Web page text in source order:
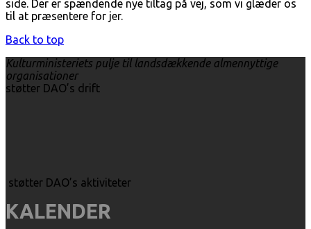
side. Der er spændende nye tiltag på vej, som vi glæder os
til at præsentere for jer.
Back to top
Kulturministeriets pulje til landsdækkende almennyttige
organisationer
støtter DAO’s drift
støtter DAO’s aktiviteter
KALENDER